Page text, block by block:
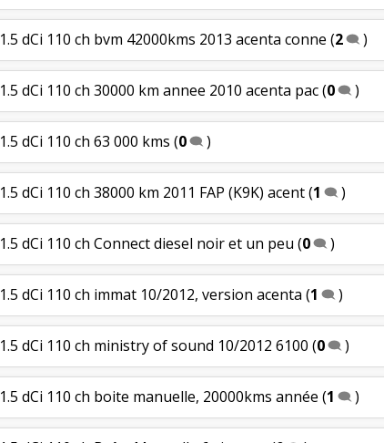
1.5 dCi 110 ch bvm 42000kms 2013 acenta conne (2 )
1.5 dCi 110 ch 30000 km annee 2010 acenta pac(0 )
1.5 dCi 110 ch 63 000 kms (0 )
1.5 dCi 110 ch 38000 km 2011 FAP (K9K) acent(1 )
1.5 dCi 110 ch Connect diesel noir et un peu (0 )
1.5 dCi 110 ch immat 10/2012, version acenta (1 )
1.5 dCi 110 ch ministry of sound 10/2012 6100 (0 )
1.5 dCi 110 ch boite manuelle, 20000kms année (1 )